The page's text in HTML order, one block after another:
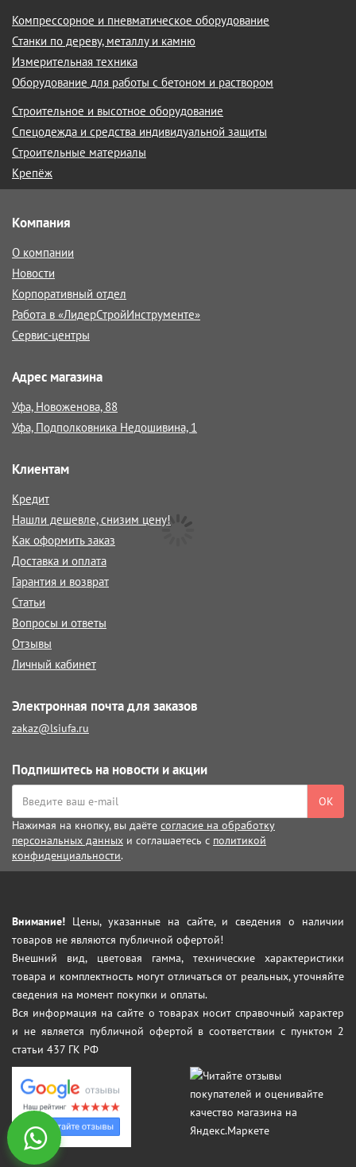
Компрессорное и пневматическое оборудование
Станки по дереву, металлу и камню
Измерительная техника
Оборудование для работы с бетоном и раствором
Строительное и высотное оборудование
Спецодежда и средства индивидуальной защиты
Строительные материалы
Крепёж
Компания
О компании
Новости
Корпоративный отдел
Работа в «ЛидерСтройИнструменте»
Сервис-центры
Адрес магазина
Уфа, Новоженова, 88
Уфа, Подполковника Недошивина, 1
Клиентам
Кредит
Нашли дешевле, снизим цену!
Как оформить заказ
Доставка и оплата
Гарантия и возврат
Статьи
Вопросы и ответы
Отзывы
Личный кабинет
Электронная почта для заказов
zakaz@lsiufa.ru
Подпишитесь на новости и акции
ОК
Нажимая на кнопку, вы даёте согласие на обработку
персональных данных и соглашаетесь с политикой
конфиденциальности.
Внимание! Цены, указанные на сайте, и сведения о наличии
товаров не являются публичной офертой!
Внешний вид, цветовая гамма, технические характеристики
товара и комплектность могут отличаться от реальных, уточняйте
сведения на момент покупки и оплаты.
Вся информация на сайте о товарах носит справочный характер
и не является публичной офертой в соответствии с пунктом 2
статьи 437 ГК РФ